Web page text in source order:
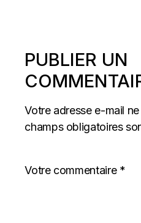
PUBLIER UN
Votre adresse e-mail
champs obligatoires